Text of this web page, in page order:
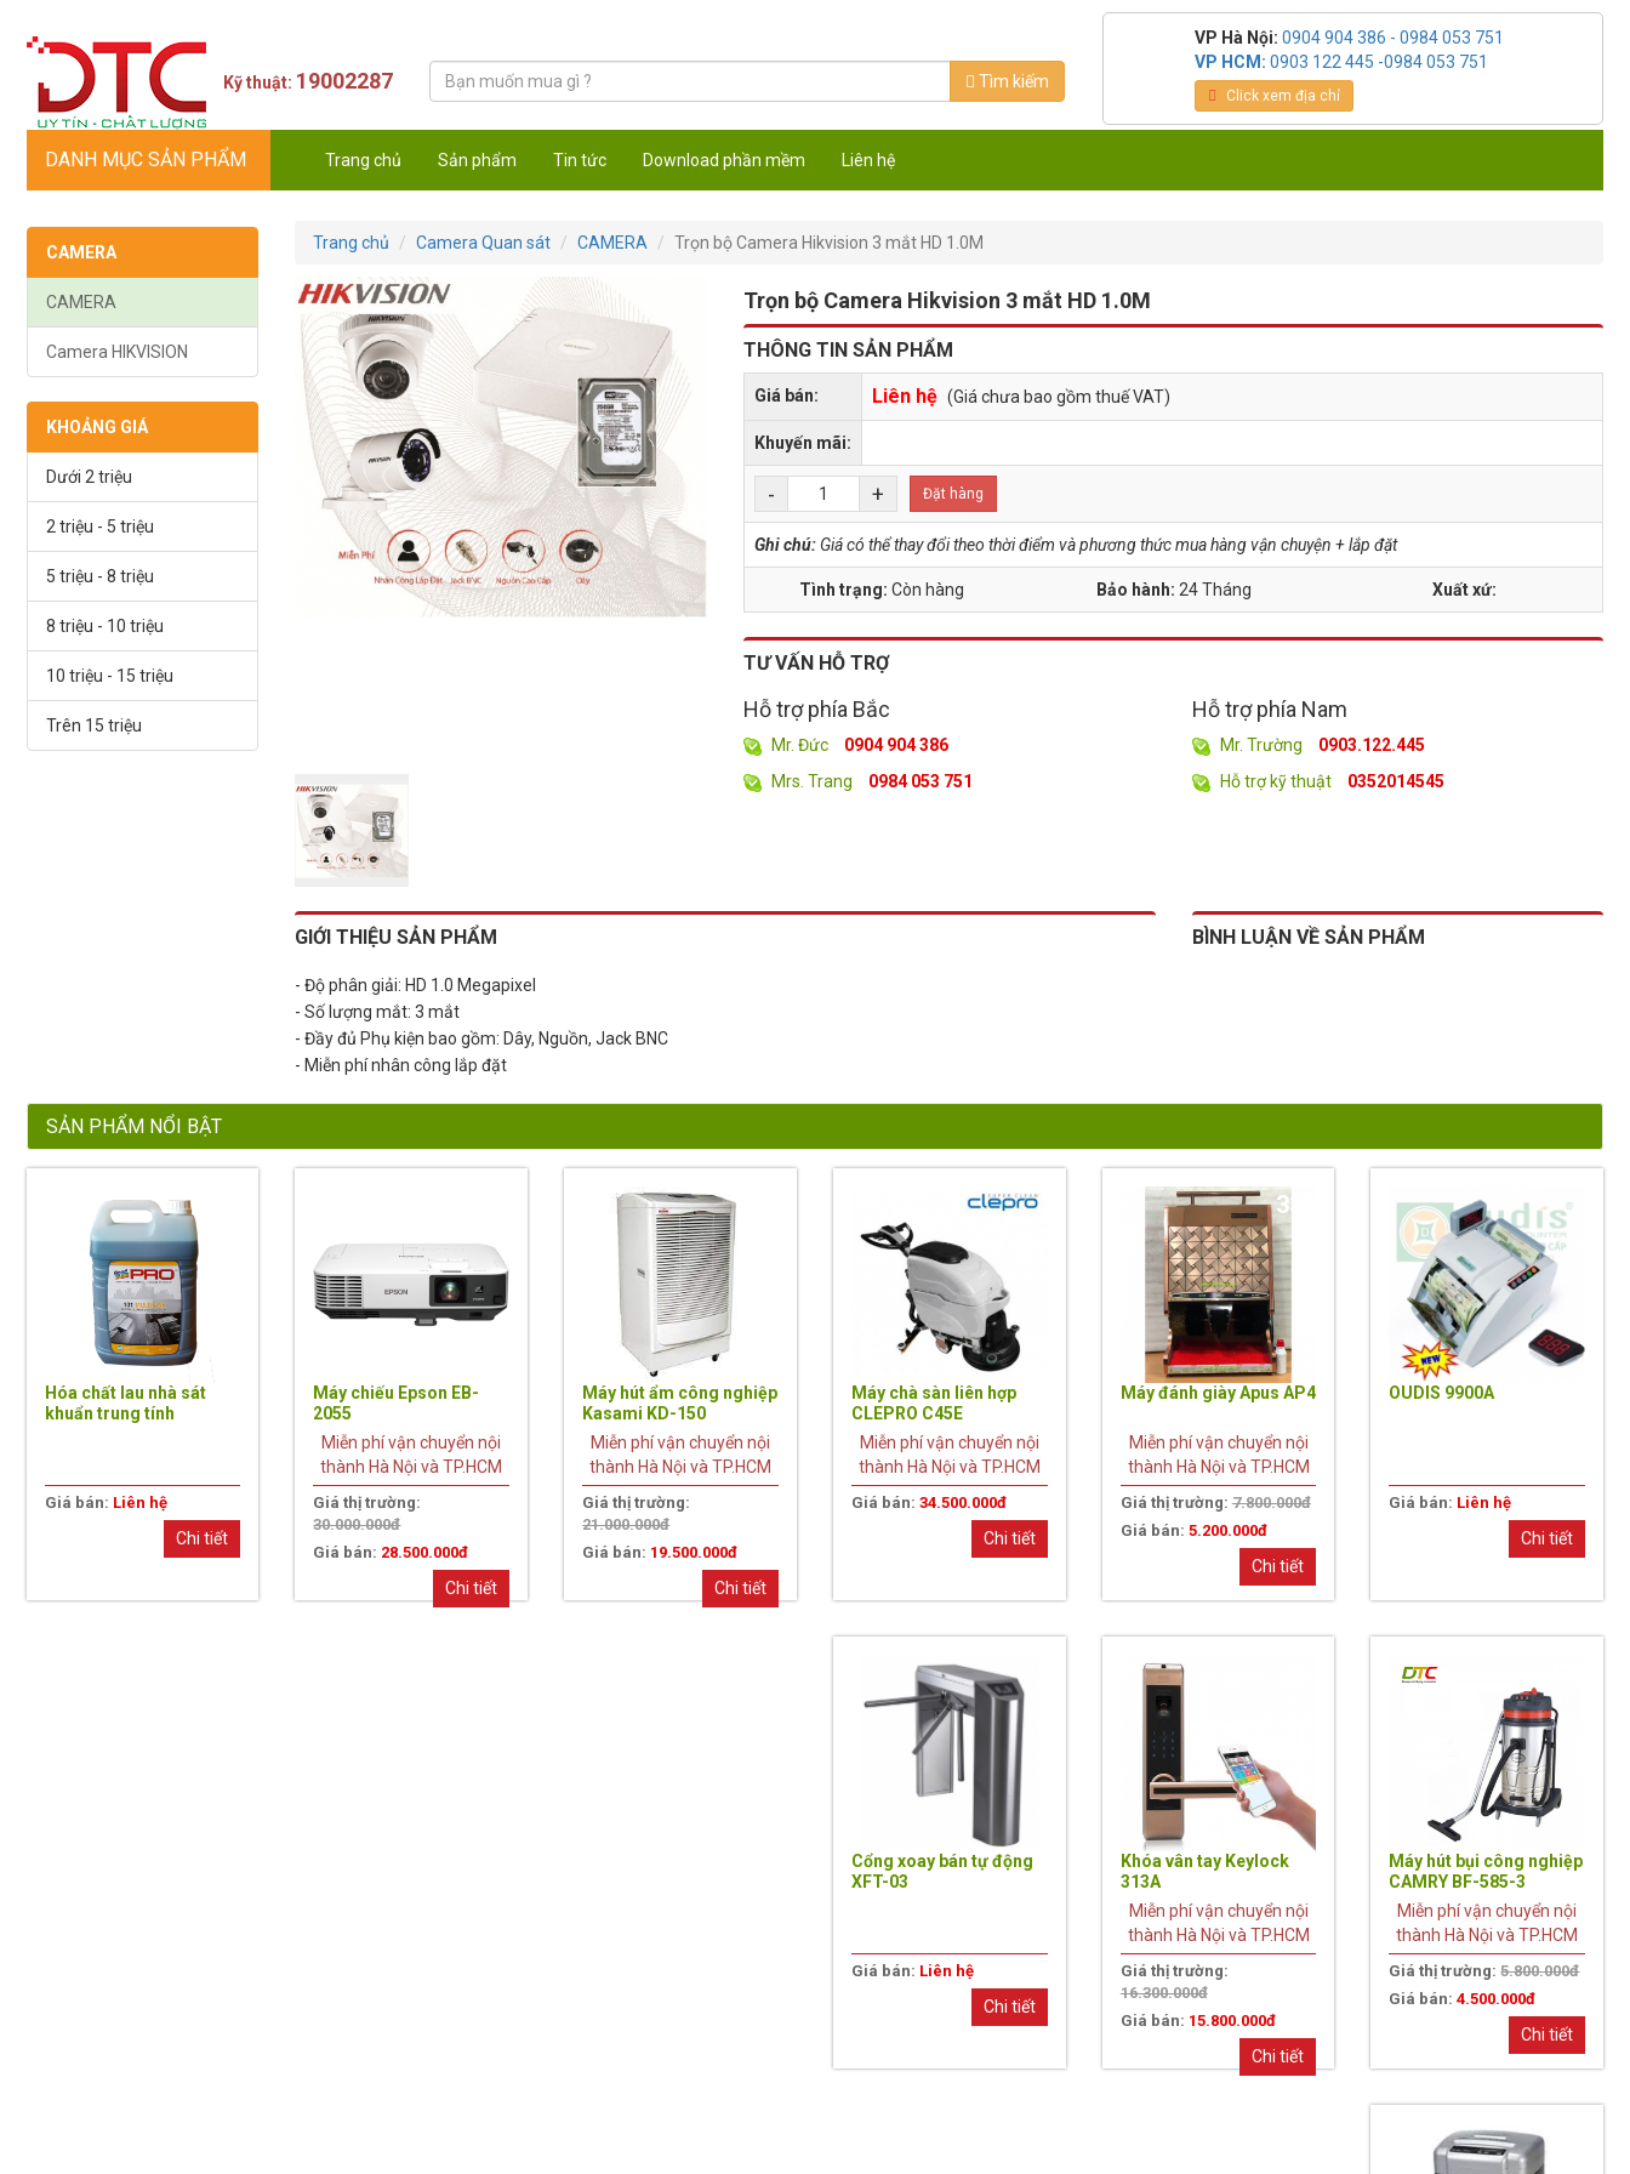
Kỹ thuật: 19002287 Tìm kiếm
VP Hà Nội: 0904 904 386 - 0984 053 751
VP HCM: 0903 122 445 -0984 053 751
Click xem địa chỉ
DANH MỤC SẢN PHẨM Trang chủ Sản phẩm Tin tức Download phần mềm Liên hệ
CAMERA
CAMERA
Camera HIKVISION
KHOẢNG GIÁ
Dưới 2 triệu
2 triệu - 5 triệu
5 triệu - 8 triệu
8 triệu - 10 triệu
10 triệu - 15 triệu
Trên 15 triệu
Trang chủ Camera Quan sát CAMERA Trọn bộ Camera Hikvision 3 mắt HD 1.0M
Trọn bộ Camera Hikvision 3 mắt HD 1.0M
THÔNG TIN SẢN PHẨM
Giá bán: Liên hệ (Giá chưa bao gồm thuế VAT)
Khuyến mãi:
- + Đặt hàng
Ghi chú: Giá có thể thay đổi theo thời điểm và phương thức mua hàng vận chuyện + lắp đặt
Tình trạng:Còn hàng Bảo hành: 24 Tháng Xuất xứ:
TƯ VẤN HỖ TRỢ
Hỗ trợ phía Bắc
Mr. Đức
0904 904 386
Mrs. Trang
0984 053 751
Hỗ trợ phía Nam
Mr. Trường
0903.122.445
Hỗ trợ kỹ thuật
0352014545
GIỚI THIỆU SẢN PHẨM
- Độ phân giải: HD 1.0 Megapixel
- Số lượng mắt: 3 mắt
- Đầy đủ Phụ kiện bao gồm: Dây, Nguồn, Jack BNC
- Miễn phí nhân công lắp đặt
BÌNH LUẬN VỀ SẢN PHẨM
SẢN PHẨM NỔI BẬT
Hóa chất lau nhà sát
khuẩn trung tính
Giá bán: Liên hệ
Chi tiết
Máy chiếu Epson EB-
2055
Miễn phí vận chuyển nội
thành Hà Nội và TP.HCM
Giá thị trường:
30.000.000đ
Giá bán: 28.500.000đ
Chi tiết
Máy hút ẩm công nghiệp
Kasami KD-150
Miễn phí vận chuyển nội
thành Hà Nội và TP.HCM
Giá thị trường:
21.000.000đ
Giá bán: 19.500.000đ
Chi tiết
Máy chà sàn liên hợp
CLEPRO C45E
Miễn phí vận chuyển nội
thành Hà Nội và TP.HCM
Giá bán: 34.500.000đ
Chi tiết
Máy đánh giày Apus AP4
Miễn phí vận chuyển nội
thành Hà Nội và TP.HCM
Giá thị trường:7.800.000đ
Giá bán: 5.200.000đ
Chi tiết
33%
OUDIS 9900A
Giá bán: Liên hệ
Chi tiết
Cổng xoay bán tự động
XFT-03
Giá bán: Liên hệ
Chi tiết
Khóa vân tay Keylock
313A
Miễn phí vận chuyển nội
thành Hà Nội và TP.HCM
Giá thị trường:
16.300.000đ
Giá bán: 15.800.000đ
Chi tiết
Máy hút bụi công nghiệp
CAMRY BF-585-3
Miễn phí vận chuyển nội
thành Hà Nội và TP.HCM
Giá thị trường:5.800.000đ
Giá bán:4.500.000đ
Chi tiết